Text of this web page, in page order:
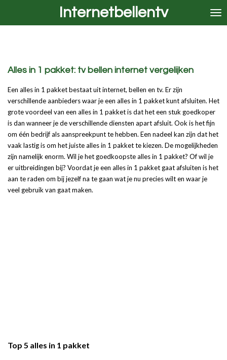
Internetbellentv
Alles in 1 pakket: tv bellen internet vergelijken
Een alles in 1 pakket bestaat uit internet, bellen en tv. Er zijn
verschillende aanbieders waar je een alles in 1 pakket kunt afsluiten. Het
grote voordeel van een alles in 1 pakket is dat het een stuk goedkoper
is dan wanneer je de verschillende diensten apart afsluit. Ook is het fijn
om één bedrijf als aanspreekpunt te hebben. Een nadeel kan zijn dat het
vaak lastig is om het juiste alles in 1 pakket te kiezen. De mogelijkheden
zijn namelijk enorm. Wil je het goedkoopste alles in 1 pakket? Of wil je
er uitbreidingen bij? Voordat je een alles in 1 pakket gaat afsluiten is het
aan te raden om bij jezelf na te gaan wat je nu precies wilt en waar je
veel gebruik van gaat maken.
Top 5 alles in 1 pakket